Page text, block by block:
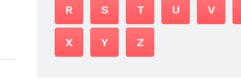
R S T U V
X Y Z